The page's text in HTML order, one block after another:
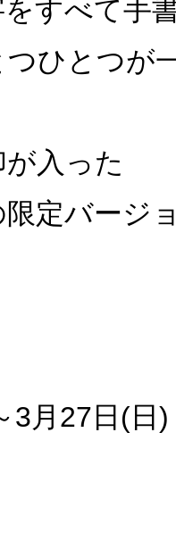
をすべて手
ひとつが
が入った
定バージ
3月27日(日)